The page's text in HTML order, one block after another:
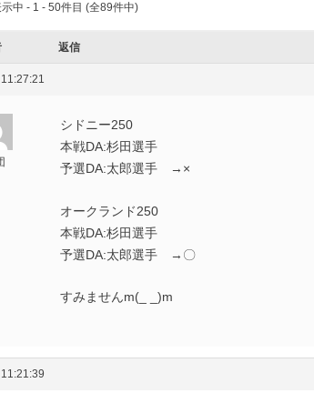
中 - 1 - 50件目 (全89件中)
返信
シドニー250
本戦DA:杉田選手
予選DA:太郎選手 →×
オークランド250
本戦DA:杉田選手
予選DA:太郎選手 →〇
すみませんm(_ _)m